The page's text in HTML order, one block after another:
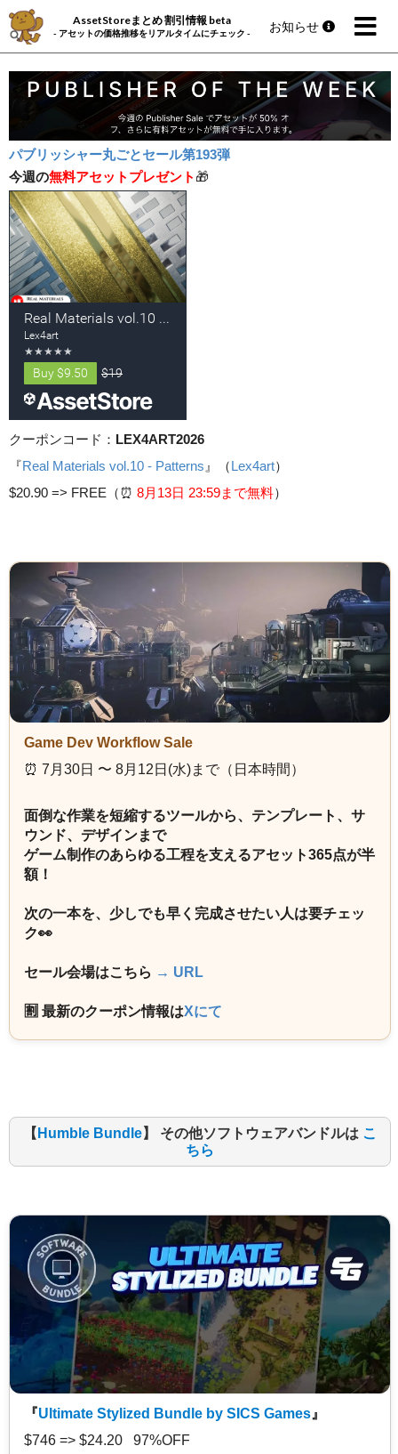
AssetStoreまとめ 割引情報 beta
- アセットの価格推移をリアルタイムにチェック - お知らせ
パブリッシャー丸ごとセール第193弾
今週の無料アセットプレゼント 🎁
クーポンコード： LEX4ART2026
『Real Materials vol.10 - Patterns 』（Lex4art）
$20.90 => FREE（⏰️ 8月13日 23:59まで無料）
Game Dev Workflow Sale
⏰️ 7月30日 〜 8月12日(水)まで（日本時間）
面倒な作業を短縮するツールから、テンプレート、サ
ウンド、デザインまで
ゲーム制作のあらゆる工程を支えるアセット365点が半
額！
次の一本を、少しでも早く完成させたい人は要チェッ
ク👀
セール会場はこちら → URL
🈹 最新のクーポン情報はXにて
【 Humble Bundle】 その他ソフトウェアバンドルは こ
ちら
『Ultimate Stylized Bundle by SICS Games 』
$746 => $24.20 97%OFF